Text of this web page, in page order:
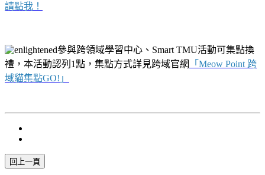
請點我！
參與跨領域學習中心、Smart TMU活動可集點換
禮，本活動認列1點，集點方式詳見跨域官網
「 Meow Point 跨
域貓集點GO!」